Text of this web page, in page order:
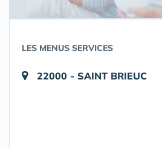
LES MENUS SERVICES
22000 - SAINT BRIEUC